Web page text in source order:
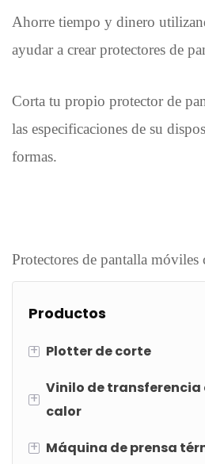
Ahorre tiempo y dinero
ayudar a crear protectores de
Corta tu propio protector de
las especificaciones de su
formas.
Protectores de pantalla
Productos
+ Plotter de corte
Máquina de cortar láser
vinilo de transferencia de
+
Vinilo de transferencia
calor
Silicona htv
+ Máquina de prensa